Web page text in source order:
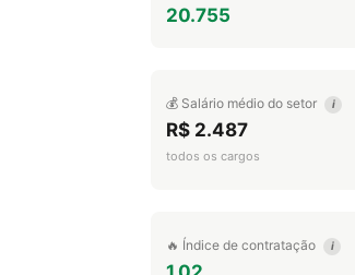
20.755
💰 Salário médio do setor i
R$ 2.487
todos os cargos
🔥 Índice de contratação i